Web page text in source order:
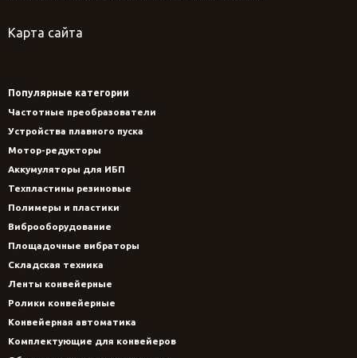
Карта сайта
Популярные категории
Частотные преобразователи
Устройства плавного пуска
Мотор-редукторы
Аккумуляторы для ИБП
Техпластины резиновые
Полимеры и пластики
Виброоборудование
Площадочные вибраторы
Складская техника
Ленты конвейерные
Ролики конвейерные
Конвейерная автоматика
Комплектующие для конвейеров